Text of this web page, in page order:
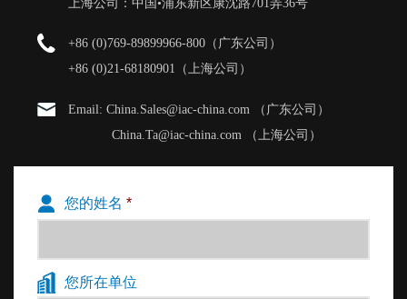
上海公司：中国•浦东新区康沈路701弄36号
+86 (0)769-89899966-800（广东公司）
+86 (0)21-68180901（上海公司）
Email: China.Sales@iac-china.com （广东公司）
China.Ta@iac-china.com （上海公司）
您的姓名 *
您所在单位